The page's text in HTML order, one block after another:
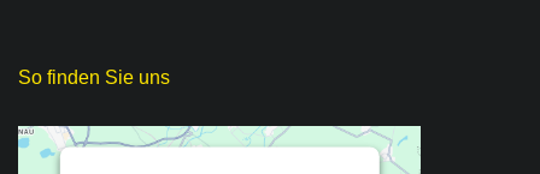
So finden Sie uns